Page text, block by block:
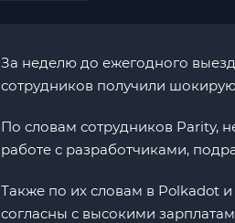
За неделю до ежегодного
сотрудников получили
По словам сотрудников Parity,
работе с разработчиками,
Также по их словам в Polkadot
согласны с высокими